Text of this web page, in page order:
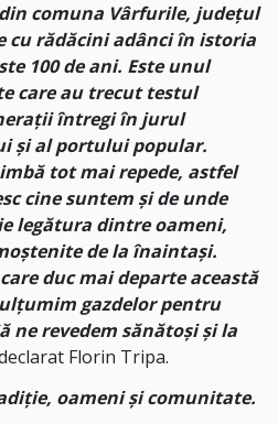
comuna Vârfurile, județul
cu rădăcini adânci în istoria
100 de ani. Este unul
care au trecut testul
întregi în jurul
și al portului popular.
tot mai repede, astfel
cine suntem și de unde
legătura dintre oameni,
de la înaintași.
duc mai departe această
gazdelor pentru
ne revedem sănătoși și la
Florin Tripa.
oameni și comunitate.